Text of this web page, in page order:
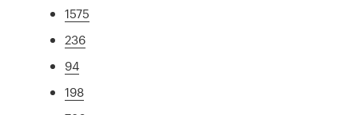
1575
236
94
198